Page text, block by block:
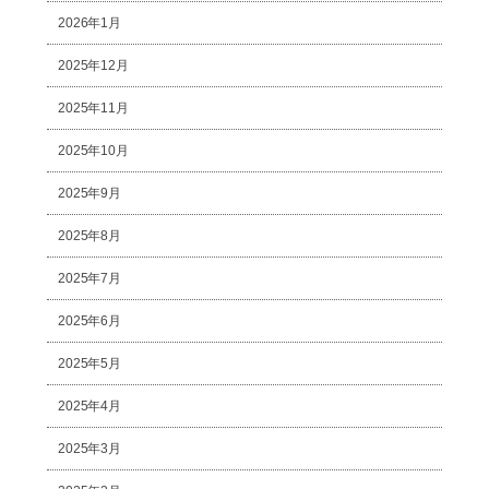
2026年1月
2025年12月
2025年11月
2025年10月
2025年9月
2025年8月
2025年7月
2025年6月
2025年5月
2025年4月
2025年3月